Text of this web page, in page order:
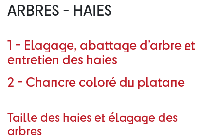
ARBRES - HAIES
1 - Elagage, abattage d’arbre et
entretien des haies
2 - Chancre coloré du platane
Taille des haies et élagage des
arbres